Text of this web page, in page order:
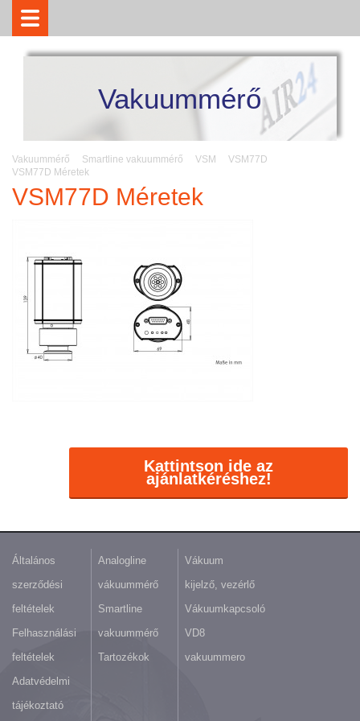
Vakuummérő
Vakuummérő Smartline vakuummérő VSM
VSM77D
VSM77D Méretek
VSM77D Méretek
Kattintson ide az
ajánlatkéréshez!
Általános
szerződési
feltételek
Felhasználási
feltételek
Adatvédelmi
tájékoztató
Analogline
vákuummérő
Smartline
vakuummérő
Tartozékok
Vákuum
kijelző, vezérlő
Vákuumkapcsoló
VD8
vakuummero